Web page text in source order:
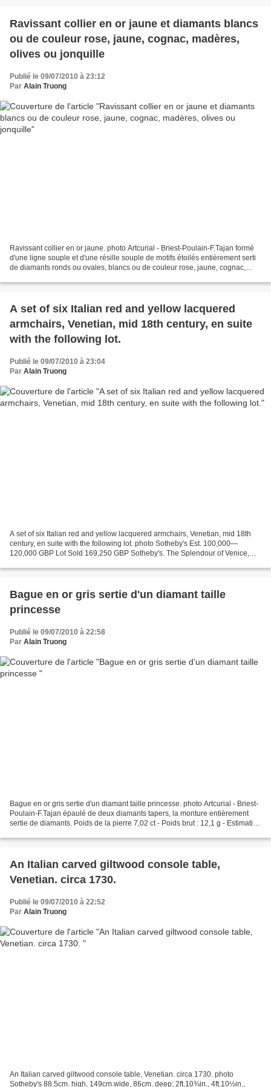
Ravissant collier en or jaune et diamants blancs
ou de couleur rose, jaune, cognac, madères,
olives ou jonquille
Publié le 09/07/2010 à 23:12
Par Alain Truong
Ravissant collier en or jaune. photo Artcurial - Briest-Poulain-F.Tajan formé
d'une ligne souple et d'une résille souple de motifs étoilés entièrement serti
de diamants ronds ou ovales, blancs ou de couleur rose, jaune, cognac,
A set of six Italian red and yellow lacquered
armchairs, Venetian, mid 18th century, en suite
with the following lot.
Publié le 09/07/2010 à 23:04
Par Alain Truong
A set of six Italian red and yellow lacquered armchairs, Venetian, mid 18th
century, en suite with the following lot. photo Sotheby's Est. 100,000—
120,000 GBP Lot Sold 169,250 GBP Sotheby's. The Splendour of Venice,
Bague en or gris sertie d'un diamant taille
princesse
Publié le 09/07/2010 à 22:58
Par Alain Truong
Bague en or gris sertie d'un diamant taille princesse. photo Artcurial - Briest-
Poulain-F.Tajan épaulé de deux diamants tapers, la monture entièrement
sertie de diamants. Poids de la pierre 7,02 ct - Poids brut : 12,1 g - Estimation
An Italian carved giltwood console table,
Venetian. circa 1730.
Publié le 09/07/2010 à 22:52
Par Alain Truong
An Italian carved giltwood console table, Venetian. circa 1730. photo
Sotheby's 88.5cm. high, 149cm.wide, 86cm. deep; 2ft.10¾in., 4ft.10½in.,